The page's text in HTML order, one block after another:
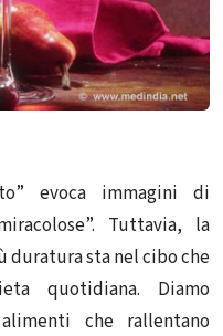
evoca immagini di
Tuttavia, la
duratura sta nel cibo che
quotidiana. Diamo
che rallentano